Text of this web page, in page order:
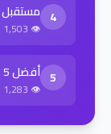
4
👁 1,503
5 أفضل 5 كورسات على منصة إدراك
👁 1,283